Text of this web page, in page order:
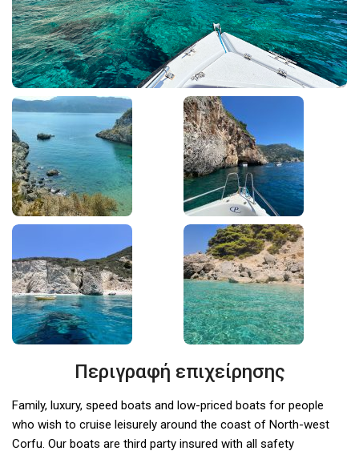
Περιγραφή επιχείρησης
Family, luxury, speed boats and low-priced boats for people
who wish to cruise leisurely around the coast of North-west
Corfu. Our boats are third party insured with all safety